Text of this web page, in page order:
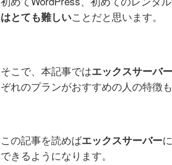
はとても難しいことだと思います。
そこで、本記事ではエックスサーバー
ぞれのプランがおすすめの人の特徴
この記事を読めばエックスサーバー
できるようになります。